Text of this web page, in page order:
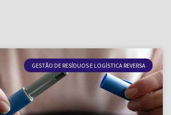
GESTÃO DE RESÍDUOS E LOGÍSTICA REVERSA